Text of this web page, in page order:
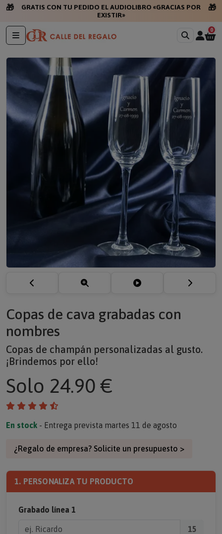
🎁
GRATIS CON TU PEDIDO EL AUDIOLIBRO «GRACIAS POR
EXISTIR»
🎁
0
Copas de cava grabadas con
nombres
Copas de champán personalizadas al gusto.
¡Brindemos por ello!
Solo 24.90 €
En stock - Entrega prevista martes 11 de agosto
¿Regalo de empresa? Solicite un presupuesto >
1. PERSONALIZA TU PRODUCTO
Grabado línea 1
15